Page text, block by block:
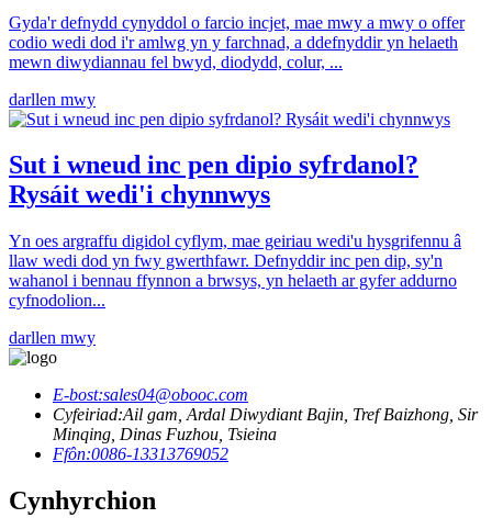
Gyda'r defnydd cynyddol o farcio incjet, mae mwy a mwy o offer
codio wedi dod i'r amlwg yn y farchnad, a ddefnyddir yn helaeth
mewn diwydiannau fel bwyd, diodydd, colur, ...
darllen mwy
Sut i wneud inc pen dipio syfrdanol?
Rysáit wedi'i chynnwys
Yn oes argraffu digidol cyflym, mae geiriau wedi'u hysgrifennu â
llaw wedi dod yn fwy gwerthfawr. Defnyddir inc pen dip, sy'n
wahanol i bennau ffynnon a brwsys, yn helaeth ar gyfer addurno
cyfnodolion...
darllen mwy
E-bost:sales04@obooc.com
Cyfeiriad:Ail gam, Ardal Diwydiant Bajin, Tref Baizhong, Sir
Minqing, Dinas Fuzhou, Tsieina
Ffôn:0086-13313769052
Cynhyrchion